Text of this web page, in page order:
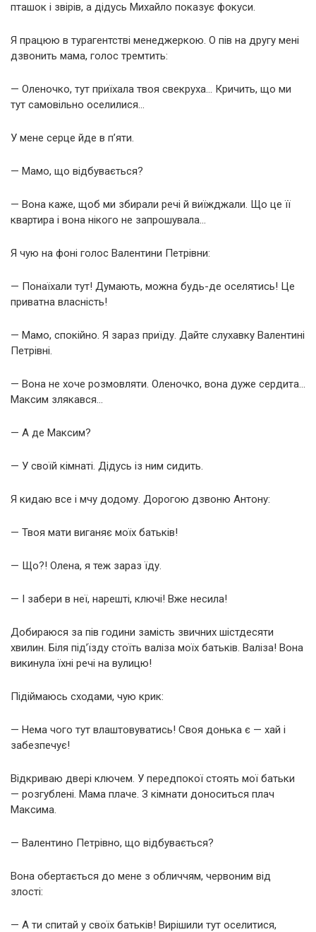
пташок і звірів, а дідусь Михайло показує фокуси.
Я працюю в турагентстві менеджеркою. О пів на другу мені
дзвонить мама, голос тремтить:
— Оленочко, тут приїхала твоя свекруха… Кричить, що ми
тут самовільно оселилися…
У мене серце йде в п’яти.
— Мамо, що відбувається?
— Вона каже, щоб ми збирали речі й виїжджали. Що це її
квартира і вона нікого не запрошувала…
Я чую на фоні голос Валентини Петрівни:
— Понаїхали тут! Думають, можна будь-де оселятись! Це
приватна власність!
— Мамо, спокійно. Я зараз приїду. Дайте слухавку Валентині
Петрівні.
— Вона не хоче розмовляти. Оленочко, вона дуже сердита…
Максим злякався…
— А де Максим?
— У своїй кімнаті. Дідусь із ним сидить.
Я кидаю все і мчу додому. Дорогою дзвоню Антону:
— Твоя мати виганяє моїх батьків!
— Що?! Олена, я теж зараз їду.
— І забери в неї, нарешті, ключі! Вже несила!
Добираюся за пів години замість звичних шістдесяти
хвилин. Біля під’їзду стоїть валіза моїх батьків. Валіза! Вона
викинула їхні речі на вулицю!
Підіймаюсь сходами, чую крик:
— Нема чого тут влаштовуватись! Своя донька є — хай і
забезпечує!
Відкриваю двері ключем. У передпокої стоять мої батьки
— розгублені. Мама плаче. З кімнати доноситься плач
Максима.
— Валентино Петрівно, що відбувається?
Вона обертається до мене з обличчям, червоним від
злості:
— А ти спитай у своїх батьків! Вирішили тут оселитися,